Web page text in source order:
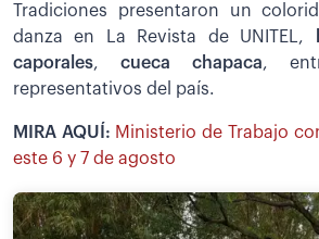
Tradiciones presentaron un
danza en La Revista de UNITEL,
caporales, cueca chapaca,
representativos del país.
MIRA AQUÍ: Ministerio de Trabajo
este 6 y 7 de agosto